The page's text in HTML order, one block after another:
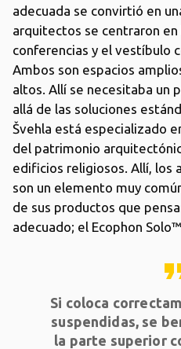
adecuada se convirtió en
arquitectos se centraron en
conferencias y el vestíbulo
Ambos son espacios
altos. Allí se necesitaba un
allá de las soluciones
Švehla está especializado
del patrimonio
edificios religiosos. Allí, los
son un elemento muy
de sus productos que
adecuado; el Ecophon
Si coloca
suspendidas, se
la parte superior